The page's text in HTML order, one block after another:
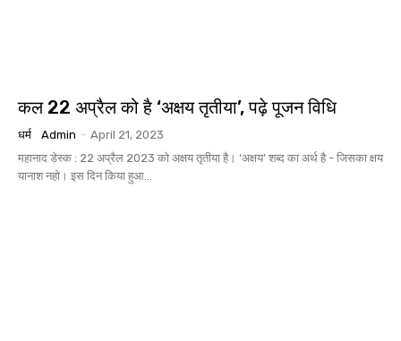
कल 22 अप्रैल को है ‘अक्षय तृतीया’, पढ़े पूजन विधि
धर्म Admin - April 21, 2023
महानाद डेस्क : 22 अप्रैल 2023 को अक्षय तृतीया है। ‘अक्षय’ शब्द का अर्थ है - जिसका क्षय
यानाश नहो। इस दिन किया हुआ...